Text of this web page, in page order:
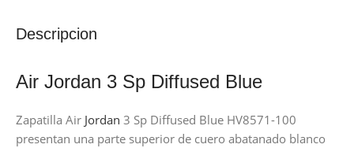
Descripcion
Air Jordan 3 Sp Diffused Blue
Zapatilla Air Jordan 3 Sp Diffused Blue HV8571-100
presentan una parte superior de cuero abatanado blanco